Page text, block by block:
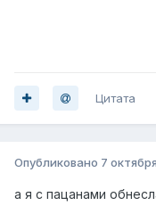
Цитата
Опубликовано 7
а я с пацанами